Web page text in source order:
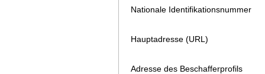
Nationale Identifikationsnummer
Hauptadresse (URL)
Adresse des Beschafferprofils